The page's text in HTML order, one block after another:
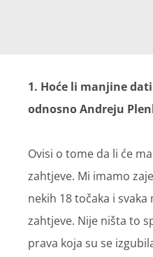
1. Hoće li manjine
odnosno Andreju
Ovisi o tome da li će
zahtjeve. Mi imamo
nekih 18 točaka i
zahtjeve. Nije ništa to
prava koja su se